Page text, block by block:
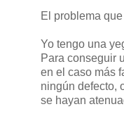
El problema
Yo tengo una
Para conseguir
en el caso más
ningún defecto,
se hayan